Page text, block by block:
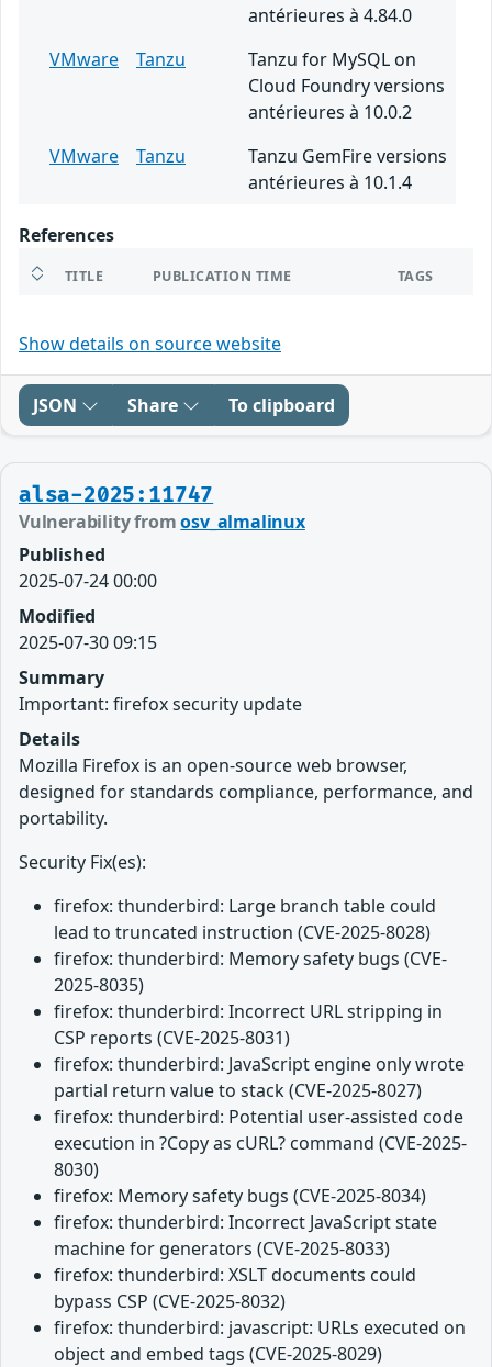
antérieures à 4.84.0
VMware
Tanzu
Tanzu for MySQL on
Cloud Foundry versions
antérieures à 10.0.2
VMware
Tanzu
Tanzu GemFire versions
antérieures à 10.1.4
References
TITLE PUBLICATION TIME TAGS
Show details on source website
JSON Share To clipboard
alsa-2025:11747
Vulnerability fromosv_almalinux
Published
2025-07-24 00:00
Modified
2025-07-30 09:15
Summary
Important: firefox security update
Details
Mozilla Firefox is an open-source web browser,
designed for standards compliance, performance, and
portability.
Security Fix(es):
firefox: thunderbird: Large branch table could
lead to truncated instruction (CVE-2025-8028)
firefox: thunderbird: Memory safety bugs (CVE-
2025-8035)
firefox: thunderbird: Incorrect URL stripping in
CSP reports (CVE-2025-8031)
firefox: thunderbird: JavaScript engine only wrote
partial return value to stack (CVE-2025-8027)
firefox: thunderbird: Potential user-assisted code
execution in ?Copy as cURL? command (CVE-2025-
8030)
firefox: Memory safety bugs (CVE-2025-8034)
firefox: thunderbird: Incorrect JavaScript state
machine for generators (CVE-2025-8033)
firefox: thunderbird: XSLT documents could
bypass CSP (CVE-2025-8032)
firefox: thunderbird: javascript: URLs executed on
object and embed tags (CVE-2025-8029)